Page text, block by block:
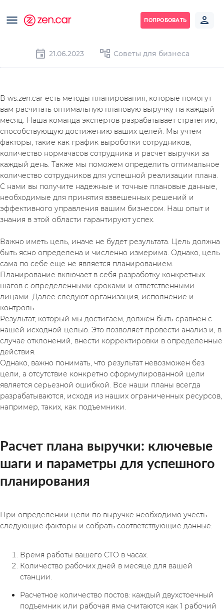
ПОПРОБОВАТЬ
21.06.2023 Советы для бизнеса
В ws.zen.car есть методы планирования, которые помогут
вам расчитать оптимальную плановую выручку на каждый
месяц. Наша команда экспертов разрабатывает стратегию,
способствующую достижению ваших целей. Мы учтем
факторы, такие как график выроботки сотрудников,
количество нормачасов сотрудника и расчет выручки за
каждый день. Также мы поможем определить оптимальное
количество сотрудников для успешной реализации плана.
С нами вы получите надежные и точные плановые данные,
необходимые для принятия взвешенных решений и
эффективного управления вашим бизнесом. Наш опыт и
знания в этой области гарантируют успех.
Важно иметь цель, иначе не будет результата. Цель должна
быть ясно определена и численно измерима. Однако, цель
сама по себе еще не является планированием.
Планирование включает в себя разработку конкретных
шагов с определенными сроками и ответственными
лицами. Далее следуют организация, исполнение и
контроль.
Результат, который мы достигаем, должен быть сравнен с
нашей исходной целью. Это позволяет провести анализ и, в
случае отклонений, внести корректировки в определенные
действия.
Однако, важно понимать, что результат невозможен без
цели, а отсутствие конкретно сформулированной цели
является серьезной ошибкой. Все наши планы всегда
разрабатываются, исходя из наших ограниченных ресурсов,
например, таких, как подъемники.
Расчет плана выручки: ключевые
шаги и параметры для успешного
планирования
При определении цели по выручке необходимо учесть
следующие факторы и собрать соответствующие данные:
Время работы вашего СТО в часах.
Количество рабочих дней в месяце для вашей
станции.
Расчетное количество постов: каждый двухстоечный
подъемник или рабочая яма считаются как 1 рабочий